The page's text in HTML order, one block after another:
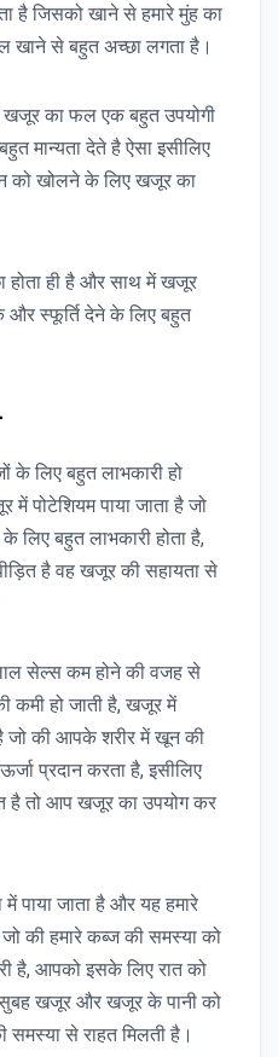
है जिसको खाने से हमारे मुंह का
खाने से बहुत अच्छा लगता है।
खजूर का फल एक बहुत उपयोगी
मान्यता देते है ऐसा इसीलिए
को खोलने के लिए खजूर का
होता ही है और साथ में खजूर
और स्फूर्ति देने के लिए बहुत
लिए बहुत लाभकारी हो
पोटेशियम पाया जाता है जो
लिए बहुत लाभकारी होता है,
है वह खजूर की सहायता से
लाल सेल्स कम होने की वजह से
कमी हो जाती है, खजूर में
जो की आपके शरीर में खून की
प्रदान करता है, इसीलिए
है तो आप खजूर का उपयोग कर
पाया जाता है और यह हमारे
की हमारे कब्ज की समस्या को
है, आपको इसके लिए रात को
खजूर और खजूर के पानी को
से राहत मिलती है।